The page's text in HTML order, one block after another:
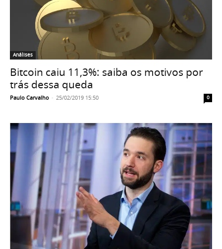
Análises
Bitcoin caiu 11,3%: saiba os motivos por
trás dessa queda
Paulo Carvalho - 25/02/2019 15:50 0